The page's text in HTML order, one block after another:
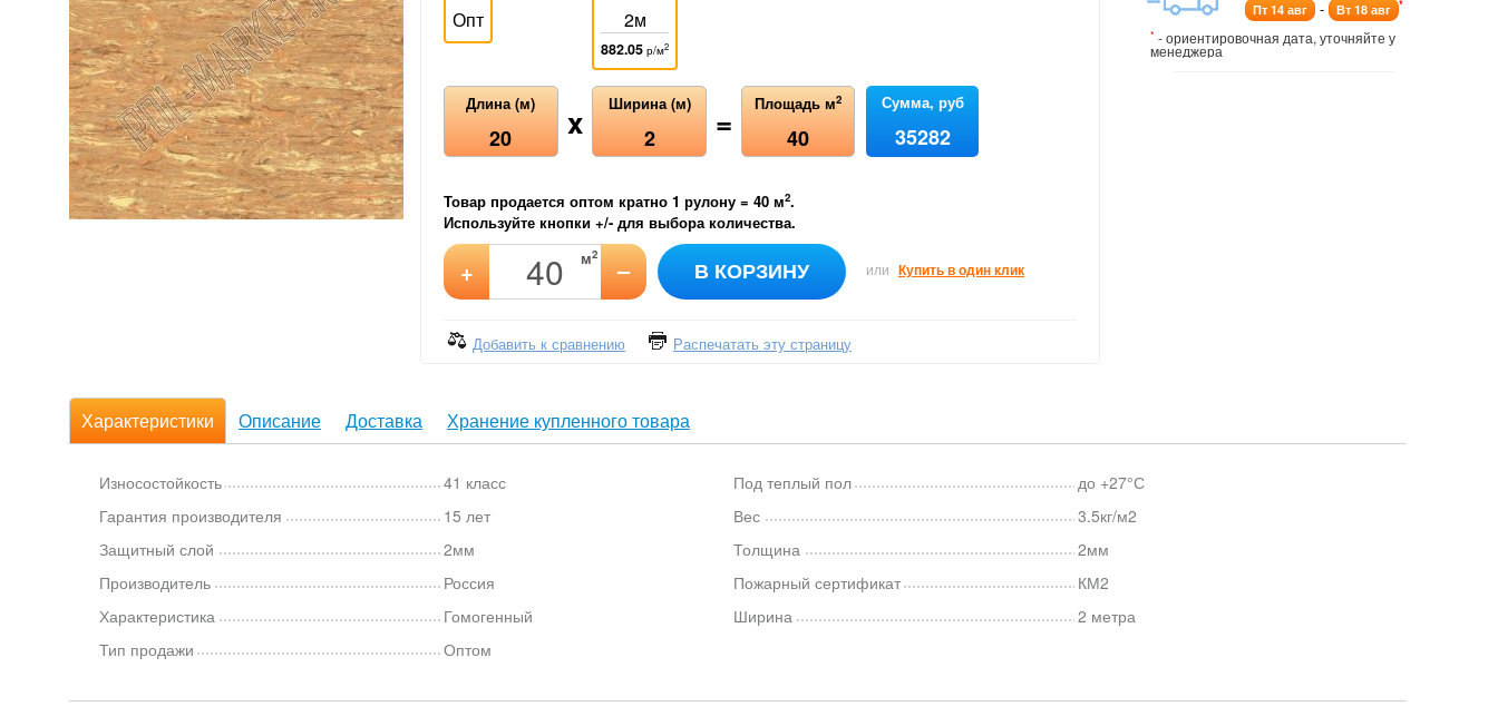
Опт
2м
882.05 р/м2
Длина (м)
20 x Ширина (м)
2 = Площадь м2
40
Сумма, руб
35282
Товар продается оптом кратно 1 рулону = 40 м2.
Используйте кнопки +/- для выбора количества.
+ м2 – В КОРЗИНУ или Купить в один клик
Добавить к сравнению Распечатать эту страницу
Пт 14 авг - Вт 18 авг *
* - ориентировочная дата, уточняйте у
менеджера
Характеристики Описание Доставка Хранение купленного товара
Износостойкость
41 класс
Гарантия производителя
15 лет
Защитный слой
2мм
Производитель
Россия
Характеристика
Гомогенный
Тип продажи
Оптом
Под теплый пол
до +27°С
Вес
3.5кг/м2
Толщина
2мм
Пожарный сертификат
КМ2
Ширина
2 метра